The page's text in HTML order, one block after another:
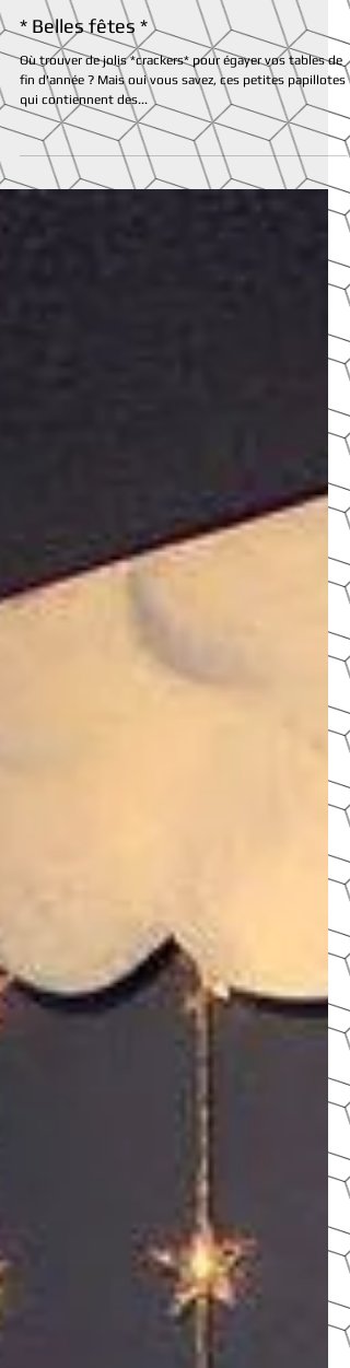
* Belles fêtes *
Où trouver de jolis *crackers* pour égayer vos tables de
fin d'année ? Mais oui vous savez, ces petites papillotes
qui contiennent des...